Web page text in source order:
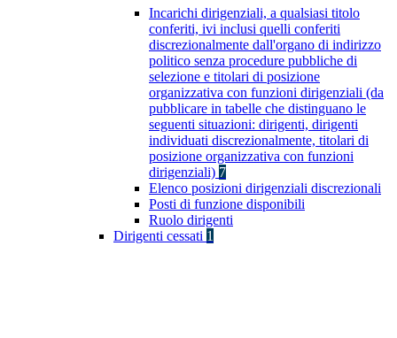
Incarichi dirigenziali, a qualsiasi titolo
conferiti, ivi inclusi quelli conferiti
discrezionalmente dall'organo di indirizzo
politico senza procedure pubbliche di
selezione e titolari di posizione
organizzativa con funzioni dirigenziali (da
pubblicare in tabelle che distinguano le
seguenti situazioni: dirigenti, dirigenti
individuati discrezionalmente, titolari di
posizione organizzativa con funzioni
dirigenziali) 7
Elenco posizioni dirigenziali discrezionali
Posti di funzione disponibili
Ruolo dirigenti
Dirigenti cessati 1